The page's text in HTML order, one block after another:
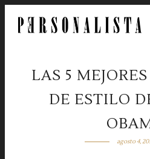
LAS 5
DE ESTILO
agosto 4,